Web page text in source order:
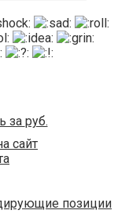
за руб.
сайт
позиции